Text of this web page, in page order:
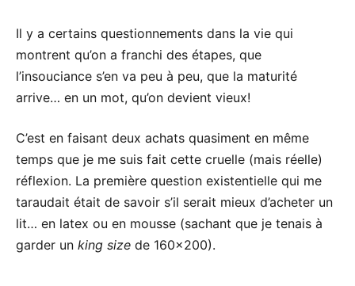
Il y a certains questionnements dans la vie qui
montrent qu’on a franchi des étapes, que
l’insouciance s’en va peu à peu, que la maturité
arrive… en un mot, qu’on devient vieux!
C’est en faisant deux achats quasiment en même
temps que je me suis fait cette cruelle (mais réelle)
réflexion. La première question existentielle qui me
taraudait était de savoir s’il serait mieux d’acheter un
lit… en latex ou en mousse (sachant que je tenais à
garder un king size de 160×200).